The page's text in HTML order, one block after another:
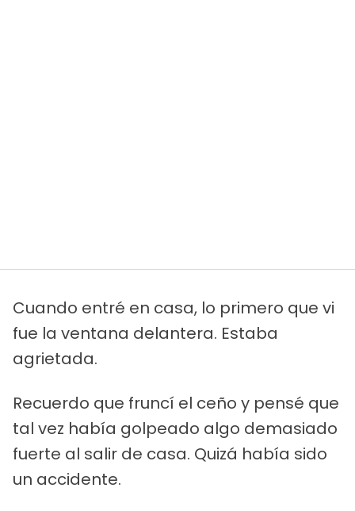
Cuando entré en casa, lo primero que vi
fue la ventana delantera. Estaba
agrietada.
Recuerdo que fruncí el ceño y pensé que
tal vez había golpeado algo demasiado
fuerte al salir de casa. Quizá había sido
un accidente.